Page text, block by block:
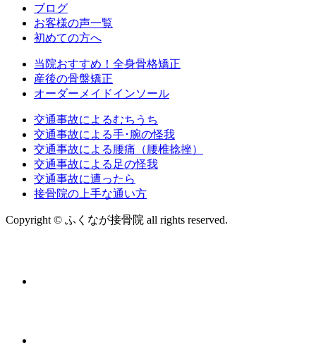
ブログ
お客様の声一覧
初めての方へ
当院おすすめ！全身骨格矯正
産後の骨盤矯正
オーダーメイドインソール
交通事故によるむちうち
交通事故による手･腕の怪我
交通事故による腰痛（腰椎捻挫）
交通事故による足の怪我
交通事故に遭ったら
接骨院の上手な通い方
Copyright © ふくなが接骨院 all rights reserved.